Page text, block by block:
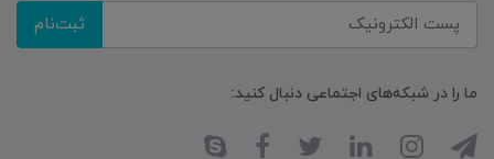
ثبت‌نام
ما را در شبکه‌های اجتماعی دنبال کنید: